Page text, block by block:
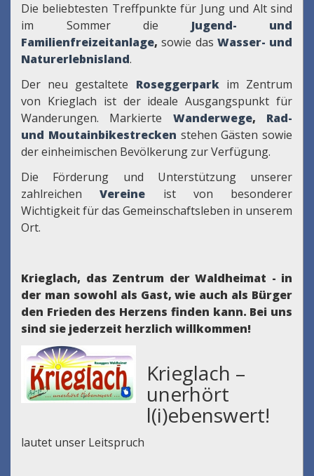
Die beliebtesten Treffpunkte für Jung und Alt sind
im Sommer die Jugend- und
Familienfreizeitanlage,sowie das Wasser- und
Naturerlebnisland.
Der neu gestaltete Roseggerpark im Zentrum
von Krieglach ist der ideale Ausgangspunkt für
Wanderungen. Markierte Wanderwege, Rad-
und Moutainbikestrecken stehen Gästen sowie
der einheimischen Bevölkerung zur Verfügung.
Die Förderung und Unterstützung unserer
zahlreichenVereine
ist von besonderer
Wichtigkeit für das Gemeinschaftsleben in unserem
Ort.
Krieglach, das Zentrum der Waldheimat - in
der man sowohl als Gast, wie auch als Bürger
den Frieden des Herzens finden kann. Bei uns
sind sie jederzeit herzlich willkommen!
Krieglach –
unerhört
l(i)ebenswert!
lautet unser Leitspruch